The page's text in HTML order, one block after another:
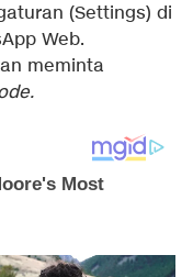
(Settings) di
Web.
meminta